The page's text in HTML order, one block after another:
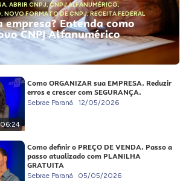
, ABRIR CNPJ,CNPJ ALFANUMÉRICO,
, NOVO FORMATO DE CNPJ,RECEITA FEDERAL
empresa? Entenda como
CNPJ Alfanumérico
06:24
Como ORGANIZAR sua EMPRESA. Reduzir
erros e crescer com SEGURANÇA.
Sebrae Paraná 12/05/2026
Como definir o PREÇO DE VENDA. Passo a
passo atualizado com PLANILHA
GRATUITA
Sebrae Paraná 05/05/2026